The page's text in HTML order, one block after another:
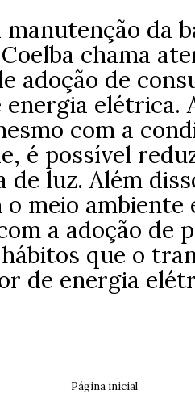
manutenção da
chama
adoção de
energia elétrica.
com a
é possível
de luz. Além
meio ambiente
a adoção de
que o
de energia
Página inicial